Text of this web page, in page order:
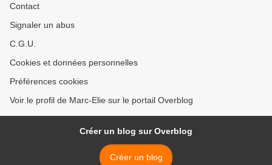
Contact
Signaler un abus
C.G.U.
Cookies et données personnelles
Préférences cookies
Voir le profil de Marc-Elie sur le portail Overblog
Créer un blog sur Overblog
Créer un blog